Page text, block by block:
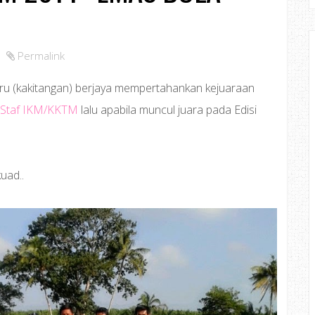
Permalink
(kakitangan) berjaya mempertahankan kejuaraan
IKM/KKTM lalu apabila muncul juara pada Edisi